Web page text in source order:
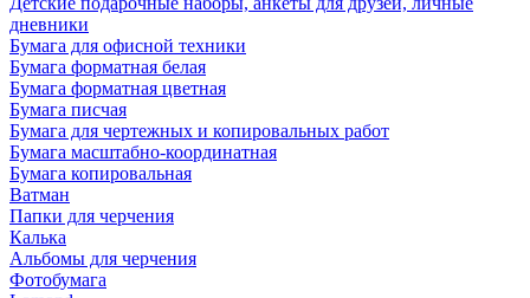
дневники
Бумага для офисной техники
Бумага форматная белая
Бумага форматная цветная
Бумага писчая
Бумага для чертежных и копировальных работ
Бумага масштабно-координатная
Бумага копировальная
Ватман
Папки для черчения
Калька
Альбомы для черчения
Фотобумага